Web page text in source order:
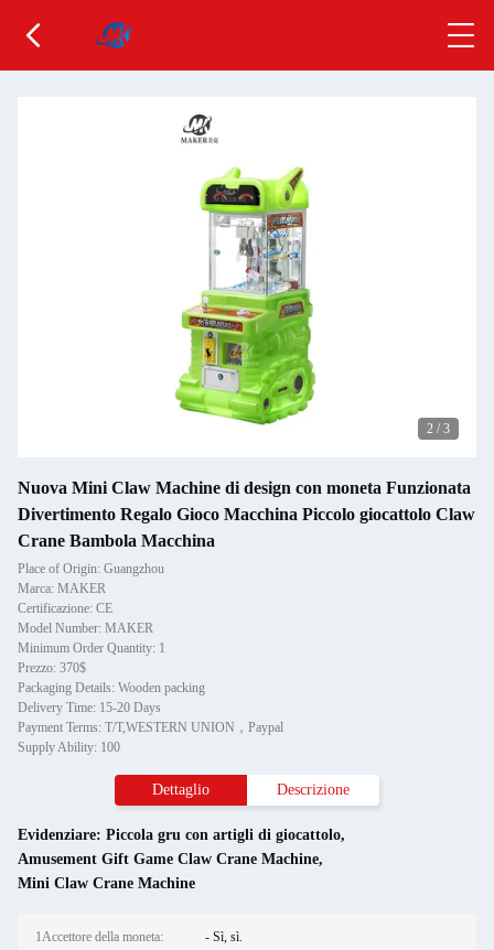
2 / 3
Nuova Mini Claw Machine di design con moneta Funzionata
Divertimento Regalo Gioco Macchina Piccolo giocattolo Claw
Crane Bambola Macchina
Place of Origin: Guangzhou
Marca: MAKER
Certificazione: CE
Model Number: MAKER
Minimum Order Quantity: 1
Prezzo: 370$
Packaging Details: Wooden packing
Delivery Time: 15-20 Days
Payment Terms: T/T,WESTERN UNION，Paypal
Supply Ability: 100
Dettaglio Descrizione
Evidenziare: Piccola gru con artigli di giocattolo,
Amusement Gift Game Claw Crane Machine,
Mini Claw Crane Machine
1Accettore della moneta: - Sì, sì.